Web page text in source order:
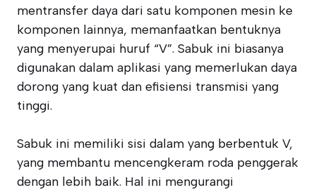
mentransfer daya dari satu komponen mesin ke
komponen lainnya, memanfaatkan bentuknya
yang menyerupai huruf “V”. Sabuk ini biasanya
digunakan dalam aplikasi yang memerlukan daya
dorong yang kuat dan efisiensi transmisi yang
tinggi.
Sabuk ini memiliki sisi dalam yang berbentuk V,
yang membantu mencengkeram roda penggerak
dengan lebih baik. Hal ini mengurangi